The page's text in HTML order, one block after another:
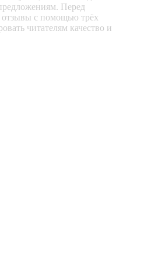
Перед
с помощью трёх
читателям качество и